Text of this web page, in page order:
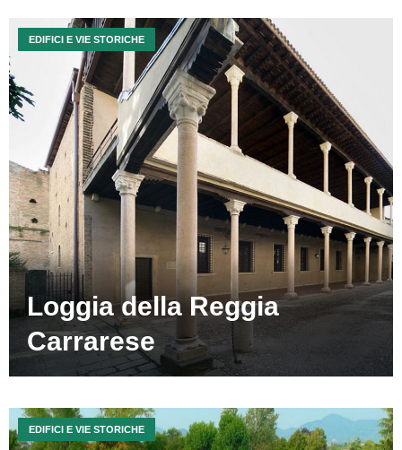
Loggia della Reggia
Carrarese
EDIFICI E VIE STORICHE
EDIFICI E VIE STORICHE